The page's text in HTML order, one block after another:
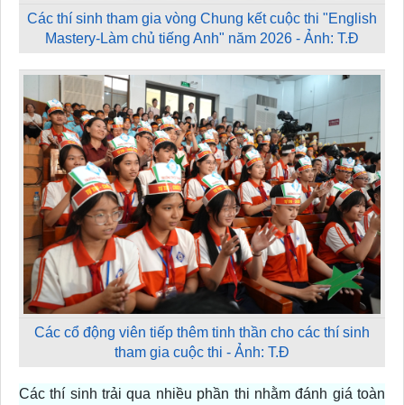
Các thí sinh tham gia vòng Chung kết cuộc thi "English
Mastery-Làm chủ tiếng Anh" năm 2026 - Ảnh: T.Đ
Các cổ động viên tiếp thêm tinh thần cho các thí sinh
tham gia cuộc thi - Ảnh: T.Đ
Các thí sinh trải qua nhiều phần thi nhằm đánh giá toàn